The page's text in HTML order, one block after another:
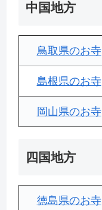
中国地方
鳥取県のお寺
島根県のお寺
岡山県のお寺
四国地方
徳島県のお寺